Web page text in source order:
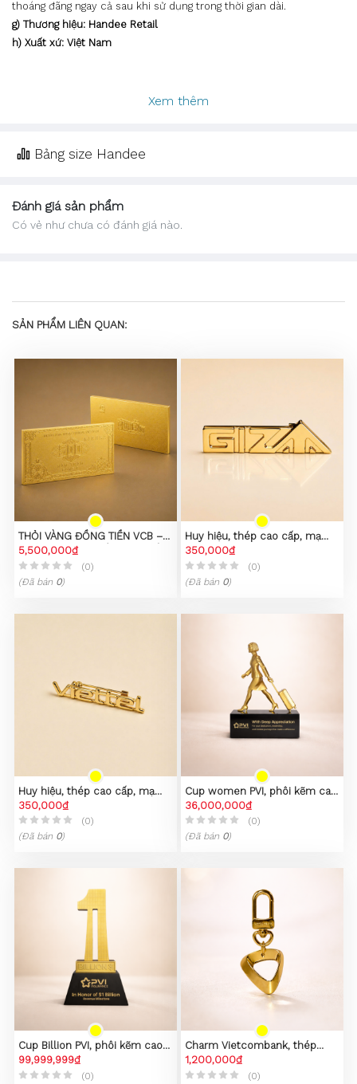
thoáng đãng ngay cả sau khi sử dụng trong thời gian dài.
g) Thương hiệu: Handee Retail
h) Xuất xứ: Việt Nam
Xem thêm
Bảng size Handee
Đánh giá sản phẩm
Có vẻ như chưa có đánh giá nào.
SẢN PHẨM LIÊN QUAN:
THỎI VÀNG ĐỒNG TIỀN VCB –
PHIÊN BẢN SƯU TẦM CAO CẤP
5,500,000₫
(0)
(Đã bán 0)
Huy hiệu, thép cao cấp, mạ
PVD vàng 23K
350,000₫
(0)
(Đã bán 0)
Huy hiệu, thép cao cấp, mạ
PVD vàng 23K
350,000₫
(0)
(Đã bán 0)
Cup women PVI, phôi kẽm cao
cấp
36,000,000₫
(0)
(Đã bán 0)
Cup Billion PVI, phôi kẽm cao
cấp
99,999,999₫
(0)
Charm Vietcombank, thép
không gỉ 316L, mạ vàng 23k
1,200,000₫
(0)